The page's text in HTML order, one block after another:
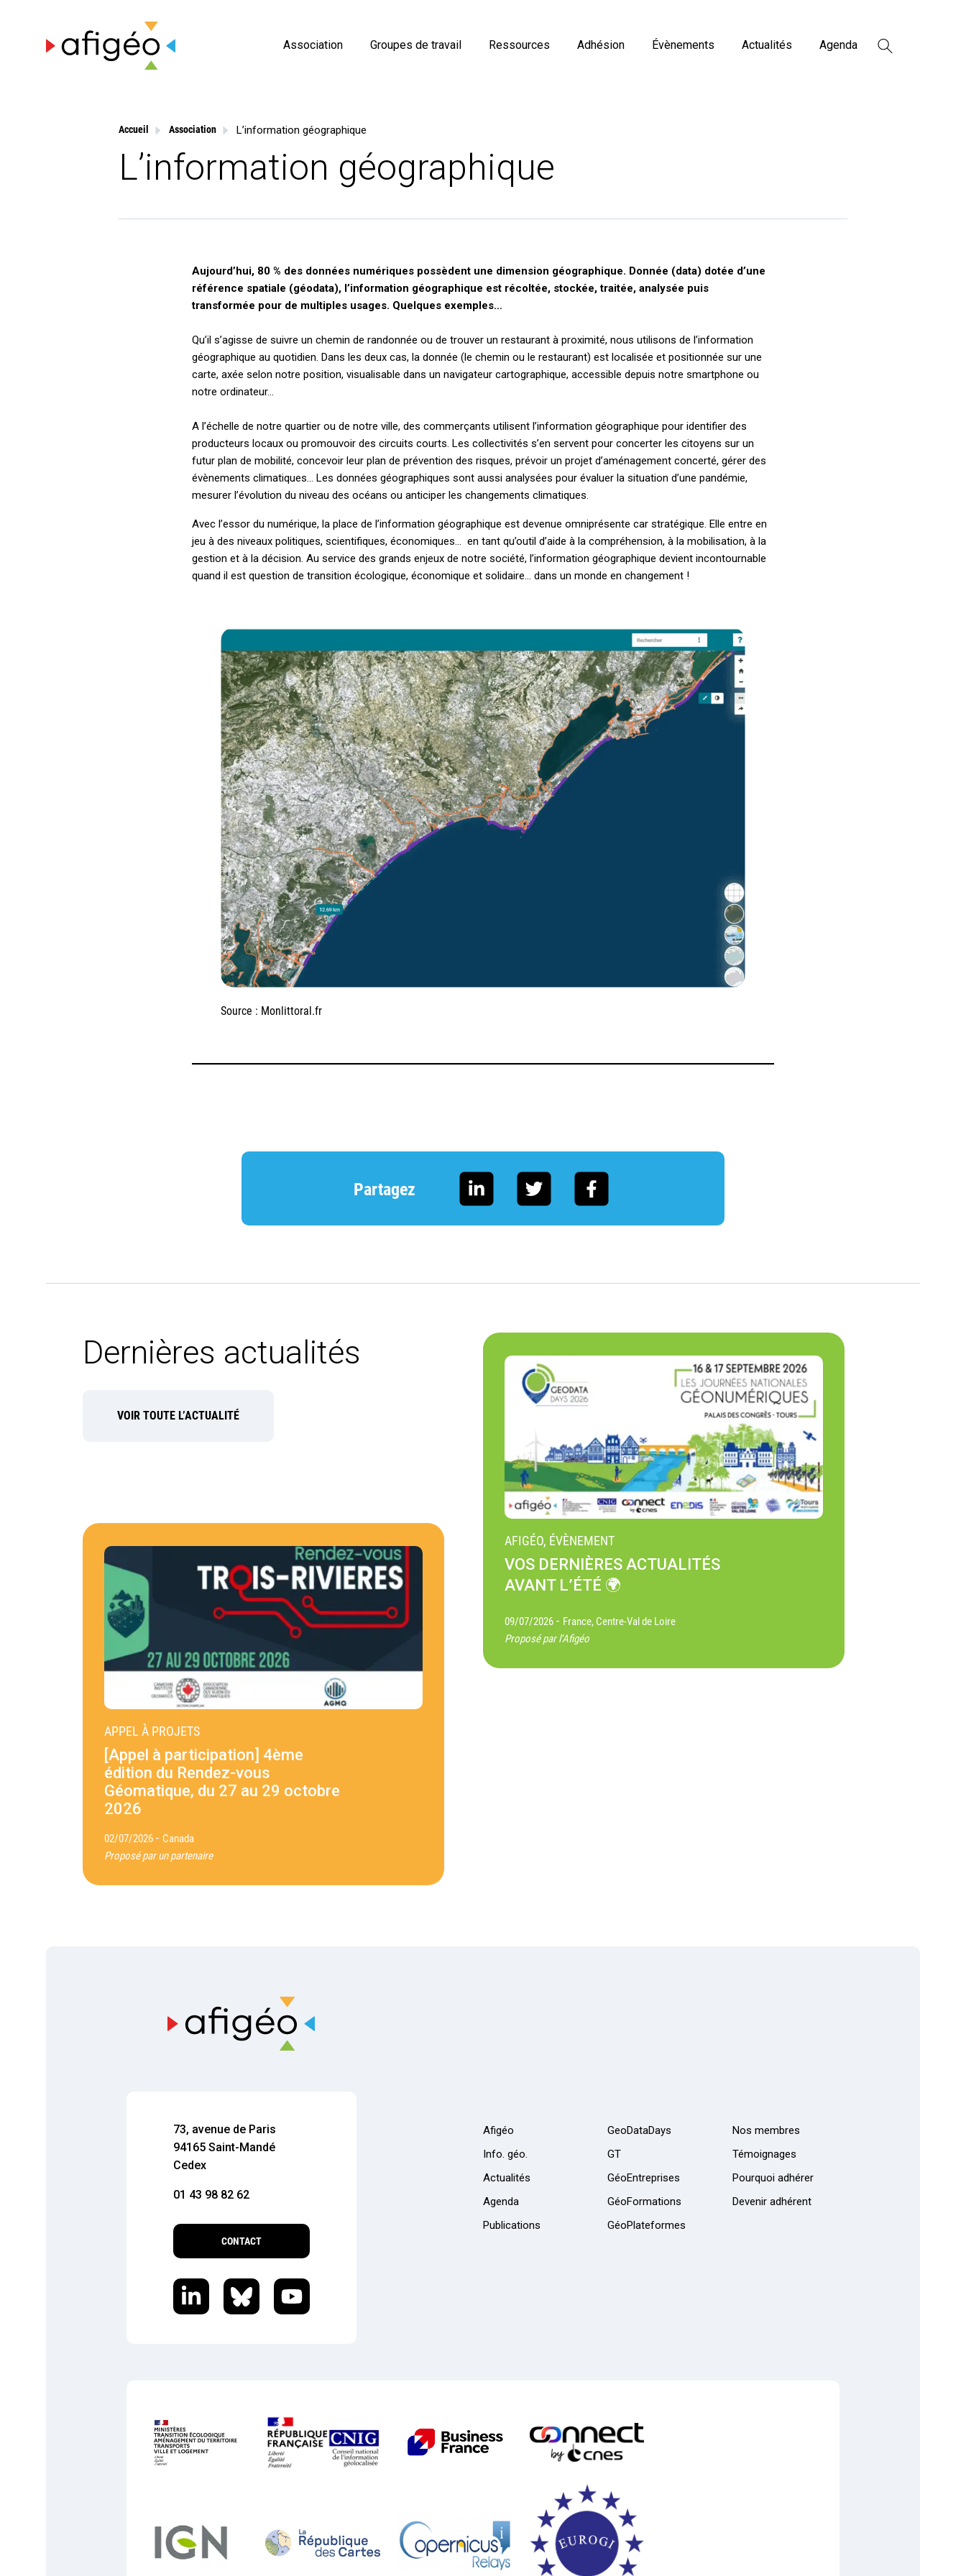
Association Groupes de travail Ressources Adhésion Évènements Actualités Agenda
Accueil Association L’information géographique
L’information géographique
Aujourd’hui, 80 % des données numériques possèdent une dimension géographique. Donnée (data) dotée d’une
référence spatiale (géodata), l’information géographique est récoltée, stockée, traitée, analysée puis
transformée pour de multiples usages. Quelques exemples…
Qu’il s’agisse de suivre un chemin de randonnée ou de trouver un restaurant à proximité, nous utilisons de l’information
géographique au quotidien. Dans les deux cas, la donnée (le chemin ou le restaurant) est localisée et positionnée sur une
carte, axée selon notre position, visualisable dans un navigateur cartographique, accessible depuis notre smartphone ou
notre ordinateur…
A l’échelle de notre quartier ou de notre ville, des commerçants utilisent l’information géographique pour identifier des
producteurs locaux ou promouvoir des circuits courts. Les collectivités s’en servent pour concerter les citoyens sur un
futur plan de mobilité, concevoir leur plan de prévention des risques, prévoir un projet d’aménagement concerté, gérer des
évènements climatiques… Les données géographiques sont aussi analysées pour évaluer la situation d’une pandémie,
mesurer l’évolution du niveau des océans ou anticiper les changements climatiques.
Avec l’essor du numérique, la place de l’information géographique est devenue omniprésente car stratégique. Elle entre en
jeu à des niveaux politiques, scientifiques, économiques… en tant qu’outil d’aide à la compréhension, à la mobilisation, à la
gestion et à la décision. Au service des grands enjeux de notre société, l’information géographique devient incontournable
quand il est question de transition écologique, économique et solidaire… dans un monde en changement !
Source : Monlittoral.fr
Partagez
Dernières actualités
AFIGÉO, ÉVÈNEMENT
VOS DERNIÈRES ACTUALITÉS
AVANT L’ÉTÉ 🌍
09/07/2026 - France, Centre-Val de Loire
Proposé par l'Afigéo
APPEL À PROJETS
[Appel à participation] 4ème
édition du Rendez-vous
Géomatique, du 27 au 29 octobre
2026
02/07/2026 - Canada
Proposé par un partenaire
VOIR TOUTE L’ACTUALITÉ
73, avenue de Paris
94165 Saint-Mandé
Cedex
01 43 98 82 62
CONTACT
Afigéo
Info. géo.
Actualités
Agenda
Publications
GeoDataDays
GT
GéoEntreprises
GéoFormations
GéoPlateformes
Nos membres
Témoignages
Pourquoi adhérer
Devenir adhérent